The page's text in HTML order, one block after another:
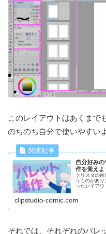
このレイアウトはあくまで
のちのち自分で使いやすい
自分好み
作を覚えよ
クリスタの
うものがあ
ったレイアウ
clipstudio-comic.com
それでは、それぞれのパレ